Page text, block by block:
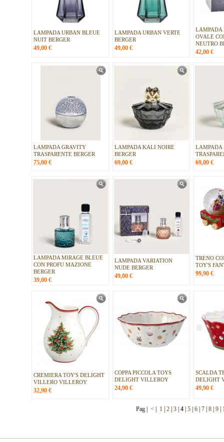
LAMPADA URBAN BLEUE
NUIT BERGER
49,00 €
LAMPADA URBAN VERTE
BERGER
49,00 €
LAMPADA
OVALE
NEUTRO
42,00 €
LAMPADA GRAVITY
TRASPARENTE BERGER
75,00 €
LAMPADA KALI NOIRE
BERGER
69,00 € 69,00 €
LAMPADA MIRAGE BLEUE
CON PROFU MAZIONE
BERGER
39,00 €
LAMPADA VARIATION
NUDE BERGER
49,00 €
TRENO
TOY'S
99,90 €
CREMIERA TOY'S DELIGHT
VILLERO VILLEROY
32,90 €
COPPA PICCOLA TOYS
DELIGHT VILLEROY
24,90 €
SCALDA
DELIGHT
49,90 €
Pag | < 1 2| 3| 4| 5| 6| 7| 8| 9|